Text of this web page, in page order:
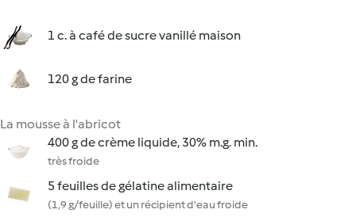
1 c. à café de sucre vanillé maison
120 g de farine
La mousse à l'abricot
400 g de crème liquide, 30% m.g. min.
très froide
5 feuilles de gélatine alimentaire
(1,9 g/feuille) et un récipient d'eau froide